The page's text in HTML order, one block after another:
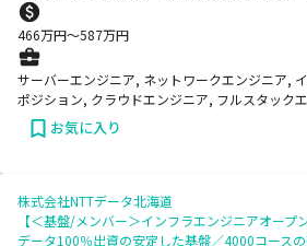
466万円〜587万円
サーバーエンジニア, ネットワークエンジニア,
ポジション, クラウドエンジニア, フルスタック
お気に入り
株式会社NTTデータ北海道
【＜基盤/メンバー＞インフラエンジニアオープ
データ100％出資の安定した基盤／4000コース